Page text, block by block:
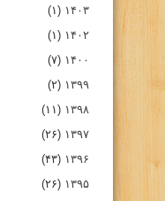
۱۴۰۳ (۱)
۱۴۰۲ (۱)
۱۴۰۰ (۷)
۱۳۹۹ (۲)
۱۳۹۸ (۱۱)
۱۳۹۷ (۲۶)
۱۳۹۶ (۴۳)
۱۳۹۵ (۲۶)